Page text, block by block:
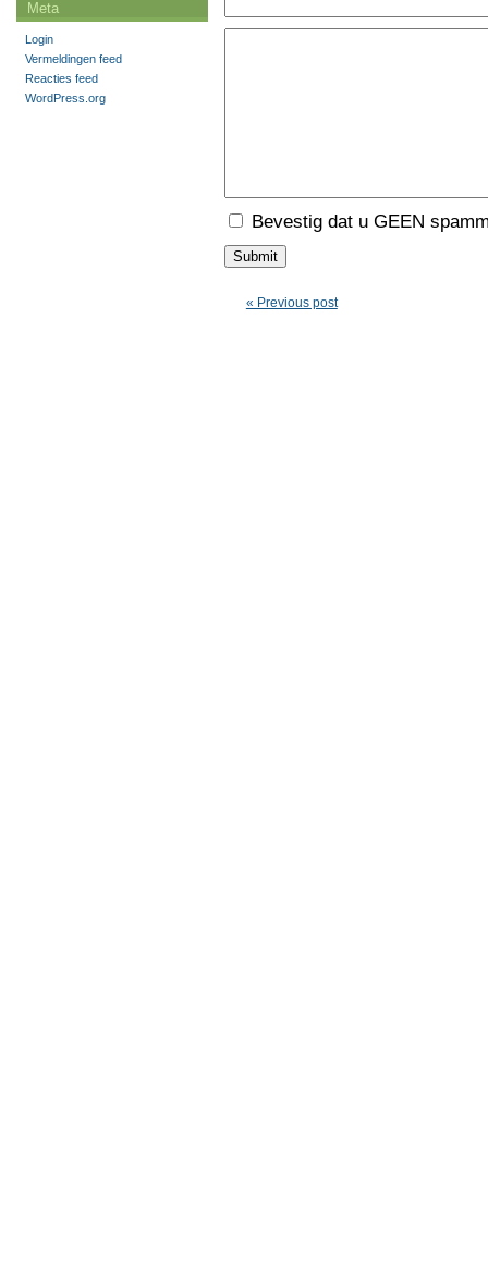
Bevestig dat u GEEN
« Previous post
Meta
Login
Vermeldingen feed
Reacties feed
WordPress.org